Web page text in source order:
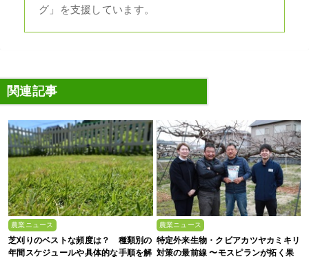
グ」を支援しています。
関連記事
農業ニュース
芝刈りのベストな頻度は？ 種類別の
年間スケジュールや具体的な手順を解
農業ニュース
特定外来生物・クビアカツヤカミキリ
対策の最前線 〜モスピランが拓く果